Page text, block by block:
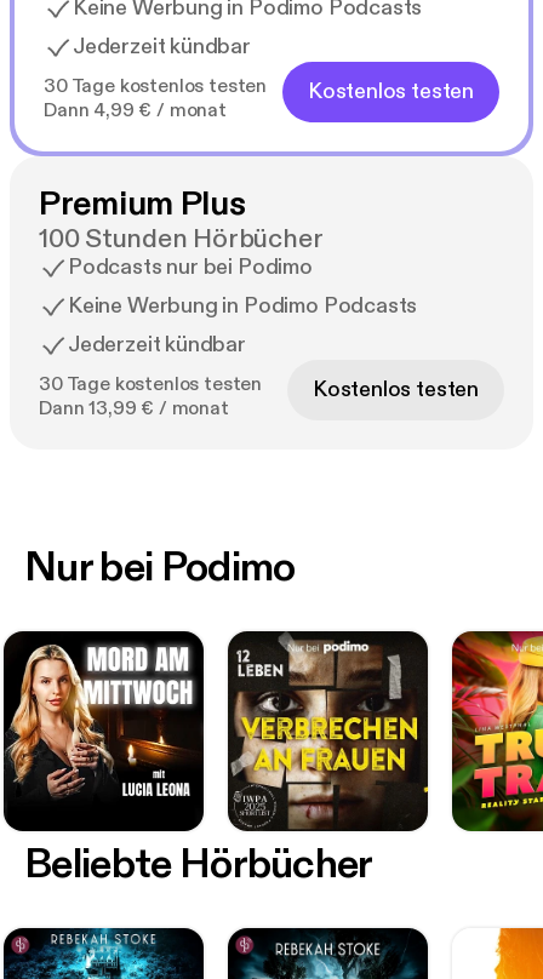
Keine Werbung in Podimo Podcasts
Jederzeit kündbar
30 Tage kostenlos testen
Dann 4,99 € / monat
Kostenlos testen
Premium Plus
100 Stunden Hörbücher
Podcasts nur bei Podimo
Keine Werbung in Podimo Podcasts
Jederzeit kündbar
30 Tage kostenlos testen
Dann 13,99 € / monat
Kostenlos testen
Nur bei Podimo
Beliebte Hörbücher